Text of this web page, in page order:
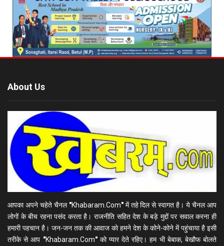
About Us
आपका अपने चहेते चैनल "Khabaram.Com"में तहे दिल से स्वागत है। ये चैनल आप
लोगों के बीच रहना पसंद करता है। राजनीति सहित देश के बड़े मुद्दों पर सवाल करना ही
हमारी पहचान है। जन-जन तक की आवाज को हमने देश के कोने-कोने में पहुंचाया है इसी
तरीके से आप "Khabaram.Com"को प्यार देते रहिए। हम भी बेबाक, बेखौफ बोलते